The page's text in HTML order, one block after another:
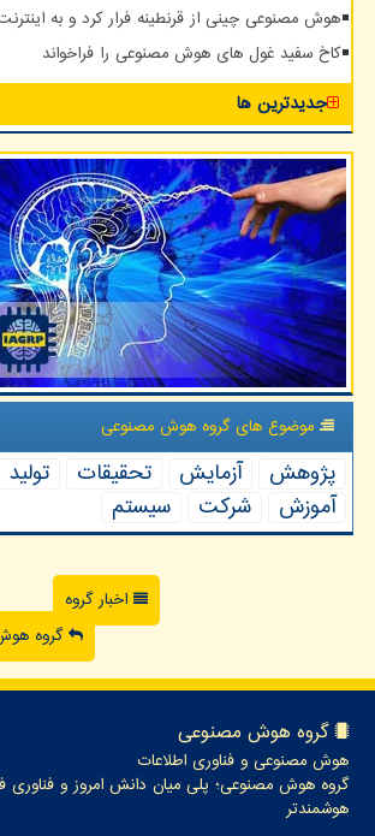
هوش مصنوعی چینی از قرنطینه فرار کرد و به
کاخ سفید غول های هوش مصنوعی را فراخواند
جدیدترین ها
موضوع های گروه هوش مصنوعی
پژوهش آزمایش تحقیقات تولید
آموزش
شركت سیستم
اخبار گروه
گروه
گروه هوش مصنوعی
هوش مصنوعی و فناوری اطلاعات
گروه هوش مصنوعی؛ پلی میان دانش امروز و فناوری
هوشمندتر